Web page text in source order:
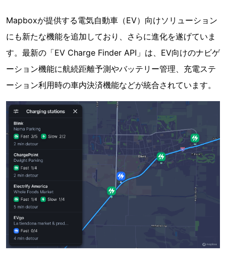
Mapboxが提供する電気自動車（EV）向けソリューション
にも新たな機能を追加しており、さらに進化を遂げていま
す。最新の「EV Charge Finder API」は、EV向けのナビゲ
ーション機能に航続距離予測やバッテリー管理、充電ステ
ーション利用時の車内決済機能などが統合されています。